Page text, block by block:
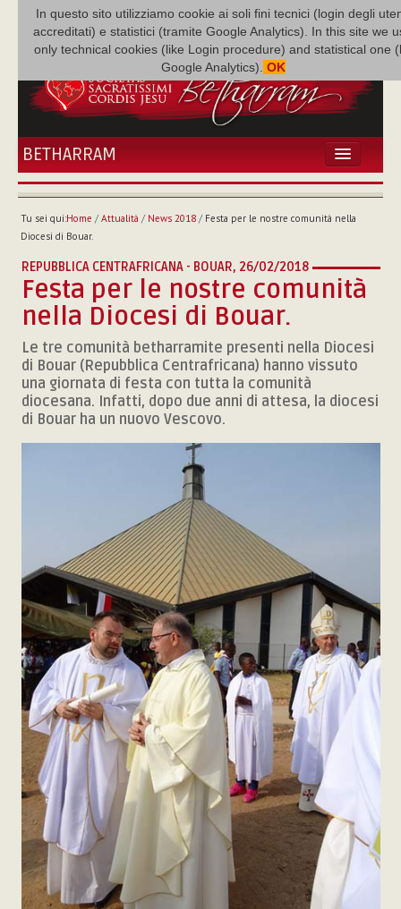
In questo sito utilizziamo cookie ai soli fini tecnici (login degli
accreditati) e statistici (tramite Google Analytics). In this site we
only technical cookies (like Login procedure) and statistical one
Google Analytics). OK
BETHARRAM
HOME
BÉTHARRAM
MISSIONE
MEDIATECA
P. AUGUSTO ETCHECOPAR
Tu sei qui:Home / Attualità / News 2018/ Festa per le nostre comunità nella
Diocesi di Bouar.
REPUBBLICA CENTRAFRICANA - BOUAR, 26/02/2018
Festa per le nostre comunità
nella Diocesi di Bouar.
Le tre comunità betharramite presenti nella Diocesi
di Bouar (Repubblica Centrafricana) hanno vissuto
una giornata di festa con tutta la comunità
diocesana. Infatti, dopo due anni di attesa, la diocesi
di Bouar ha un nuovo Vescovo.